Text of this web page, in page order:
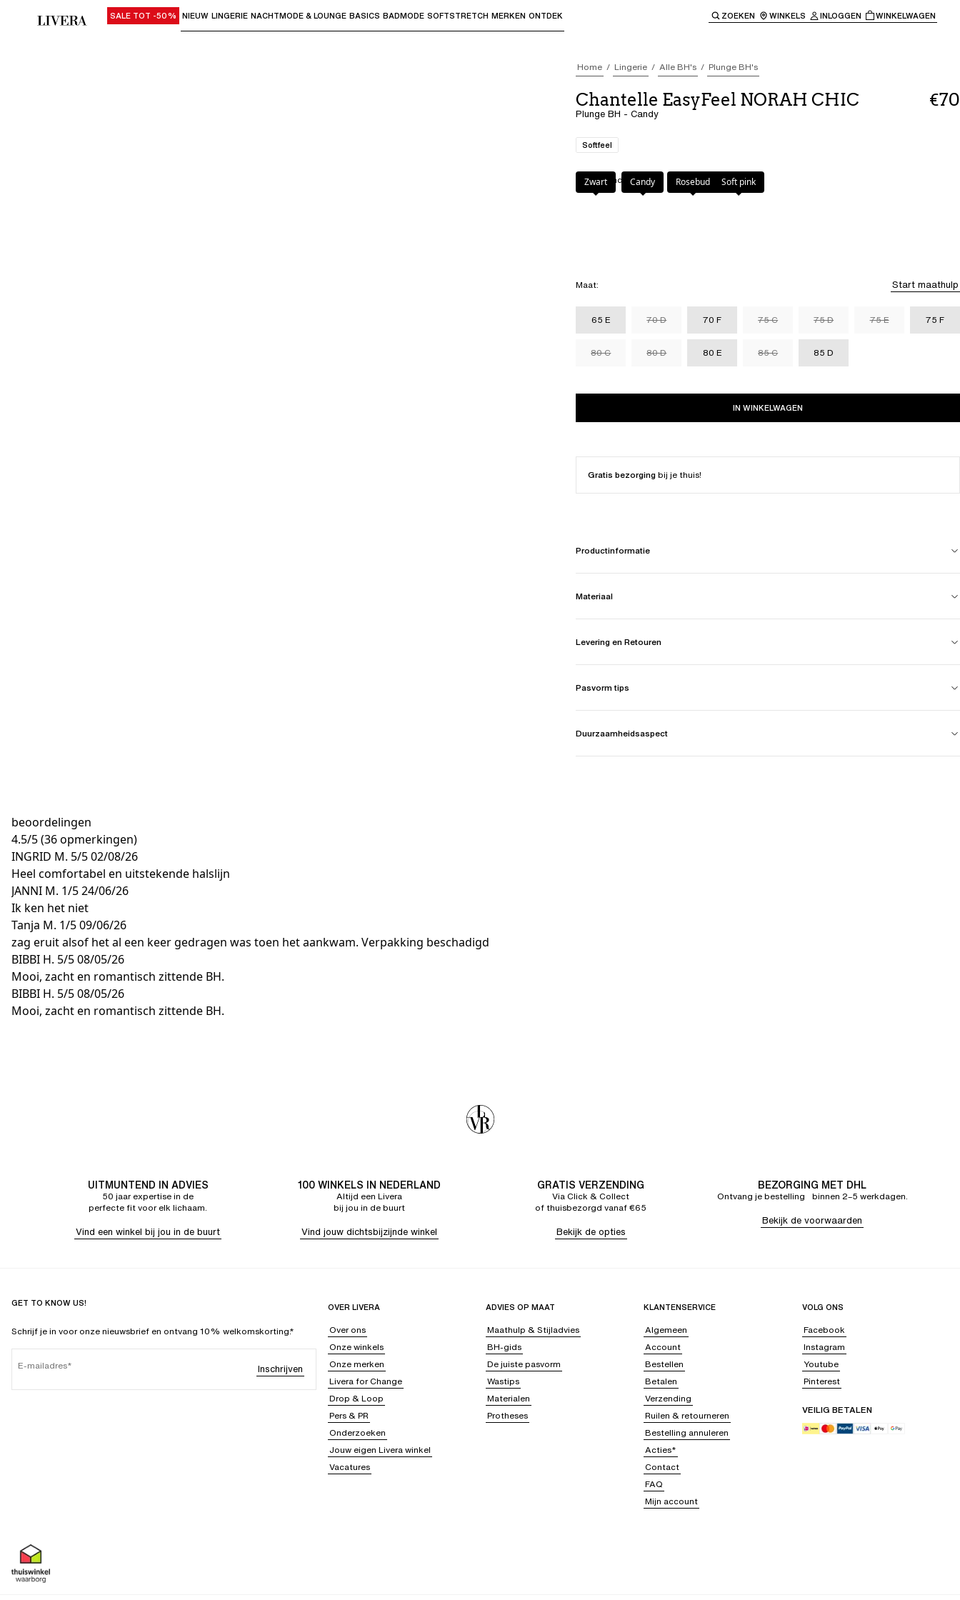
Gebruik "Pijl omlaag" of "Enter" om submenu's te openen en "Pijl omhoog" of "Escape" om terug te keren naar de hoofdnavigatie.
SALE TOT -50% NIEUW LINGERIE NACHTMODE & LOUNGE BASICS BADMODE SOFTSTRETCH MERKEN ONTDEK ZOEKEN WINKELS INLOGGEN WINKELWAGEN
Home Lingerie Alle BH's Plunge BH's
Chantelle EasyFeel NORAH CHIC
Plunge BH - Candy
€70
Softfeel
Kleur: Candy
Zwart Candy Rosebud Soft pink
Maat: Start maathulp
65 E 70 D 70 F 75 C 75 D 75 E 75 F
80 C 80 D 80 E 85 C 85 D
IN WINKELWAGEN
Gratis bezorgingbij je thuis!
Productinformatie
Materiaal
Levering en Retouren
Pasvorm tips
Duurzaamheidsaspect
beoordelingen
4.5/5(36 opmerkingen)
INGRID M. 5/502/08/26
Heel comfortabel en uitstekende halslijn
JANNI M. 1/524/06/26
Ik ken het niet
Tanja M. 1/509/06/26
zag eruit alsof het al een keer gedragen was toen het aankwam. Verpakking beschadigd
BIBBI H. 5/508/05/26
Mooi, zacht en romantisch zittende BH.
BIBBI H. 5/508/05/26
Mooi, zacht en romantisch zittende BH.
UITMUNTEND IN ADVIES
50 jaar expertise in de
perfecte fit voor elk lichaam.
Vind een winkel bij jou in de buurt
100 WINKELS IN NEDERLAND
Altijd een Livera
bij jou in de buurt
Vind jouw dichtsbijzijnde winkel
GRATIS VERZENDING
Via Click & Collect
of thuisbezorgd vanaf €65
Bekijk de opties
BEZORGING MET DHL
Ontvang je bestelling binnen 2–5 werkdagen.
Bekijk de voorwaarden
GET TO KNOW US!
Schrijf je in voor onze nieuwsbrief en ontvang 10% welkomskorting.*
E-mailadres Inschrijven
OVER LIVERA
Over ons
Onze winkels
Onze merken
Livera for Change
Drop & Loop
Pers & PR
Onderzoeken
Jouw eigen Livera winkel
Vacatures
ADVIES OP MAAT
Maathulp & Stijladvies
BH-gids
De juiste pasvorm
Wastips
Materialen
Protheses
KLANTENSERVICE
Algemeen
Account
Bestellen
Betalen
Verzending
Ruilen & retourneren
Bestelling annuleren
Acties*
Contact
FAQ
Mijn account
VOLG ONS
Facebook
Instagram
Youtube
Pinterest
VEILIG BETALEN